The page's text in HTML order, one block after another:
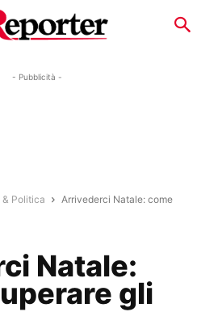
- Pubblicità -
Politica
Arrivederci Natale: come
Natale:
gli